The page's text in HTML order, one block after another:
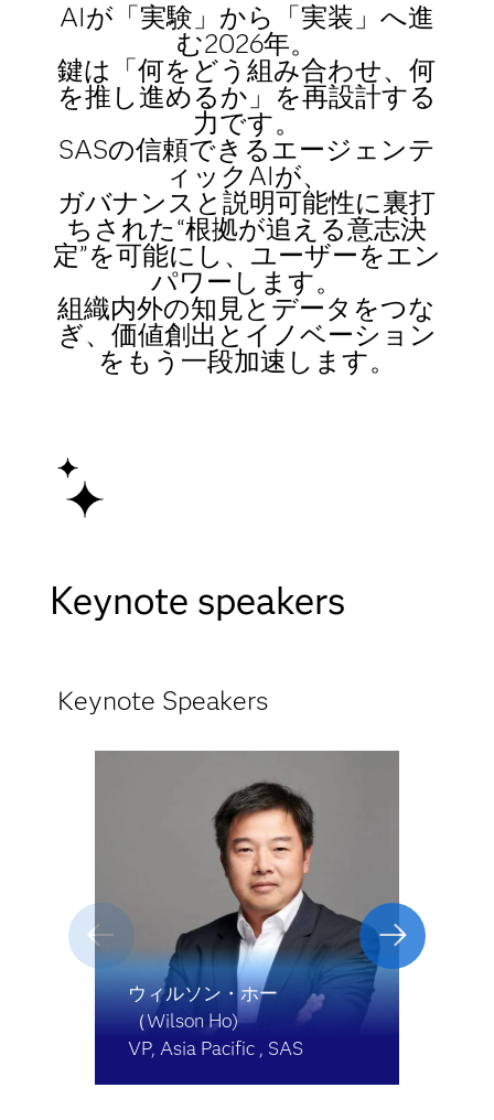
AIが「実験」から「実装」へ進
む2026年。​
鍵は「何をどう組み合わせ、何
を推し進めるか」を再設計する
力です。​
SASの信頼できるエージェンテ
ィックAIが、
ガバナンスと説明可能性に裏打
ちされた“根拠が追える意志決
定”を可能にし、​ユーザーをエン
パワーします。​
組織内外の知見とデータをつな
ぎ、​価値創出とイノベーション
をもう一段加速します。
Keynote speakers
Keynote Speakers
ウィルソン・ホー
（Wilson Ho)
VP, Asia Pacific , SAS